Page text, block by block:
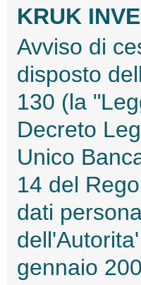
KRUK
Avviso di
disposto
130 (la
Decreto
Unico
14 del
dati
gennaio